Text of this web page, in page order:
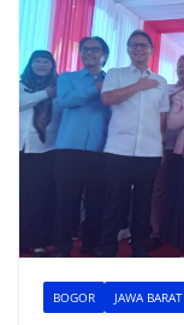
BOGOR JAWA BARAT